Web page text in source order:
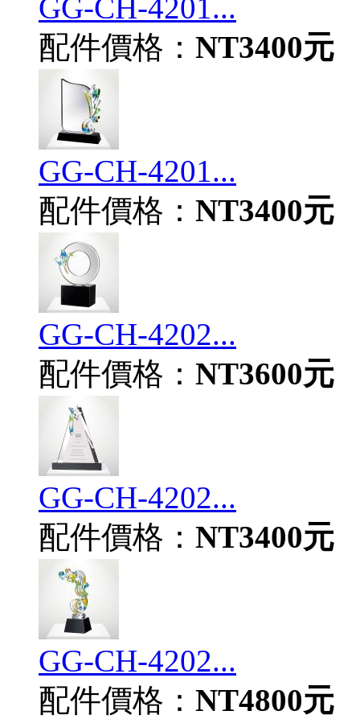
GG-CH-4201...
配件價格： NT3400元
GG-CH-4201...
配件價格： NT3400元
GG-CH-4202...
配件價格： NT3600元
GG-CH-4202...
配件價格： NT3400元
GG-CH-4202...
配件價格： NT4800元